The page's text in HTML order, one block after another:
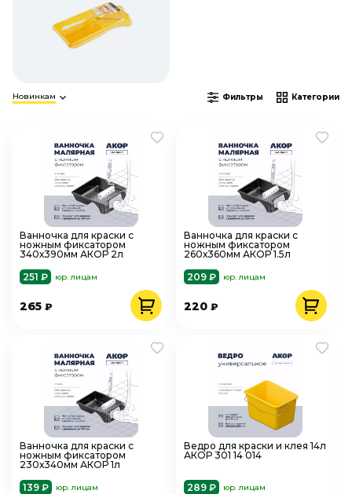
Новинкам Фильтры Категории
Ванночка для краски с
ножным фиксатором
340х390мм АКОР 2л
251 ₽
юр. лицам
265 ₽
Ванночка для краски с
ножным фиксатором
260х360мм АКОР 1.5л
209 ₽
юр. лицам
220₽
Ванночка для краски с
ножным фиксатором
230х340мм АКОР 1л
139 ₽
юр. лицам
Ведро для краски и клея 14л
АКОР 301 14 014
289 ₽ юр. лицам